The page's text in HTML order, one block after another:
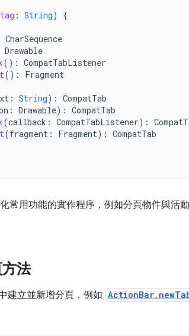
tag : String)
{
CharSequence
Drawable
(): CompatTabListener
(): Fragment
: String): CompatTab
: Drawable): CompatTab
(callback : CompatTabListener):
(fragment : Fragment): CompatTab
常用功能的實作程序，例如分頁物件與活
法
建立並新增分頁，例如